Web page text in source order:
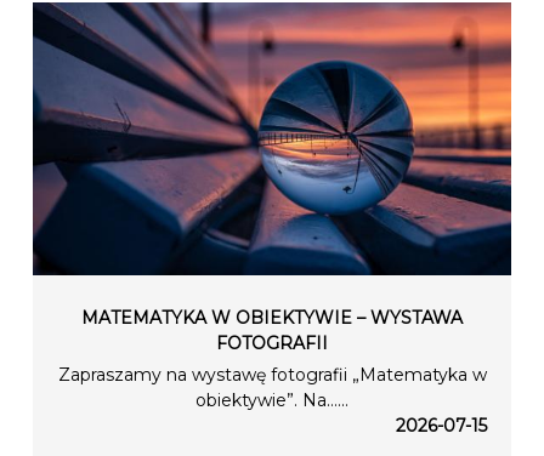
MATEMATYKA W OBIEKTYWIE – WYSTAWA
FOTOGRAFII
Zapraszamy na wystawę fotografii „Matematyka w
obiektywie”. Na…...
2026-07-15